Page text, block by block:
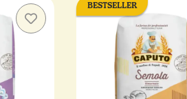
BESTSELLER